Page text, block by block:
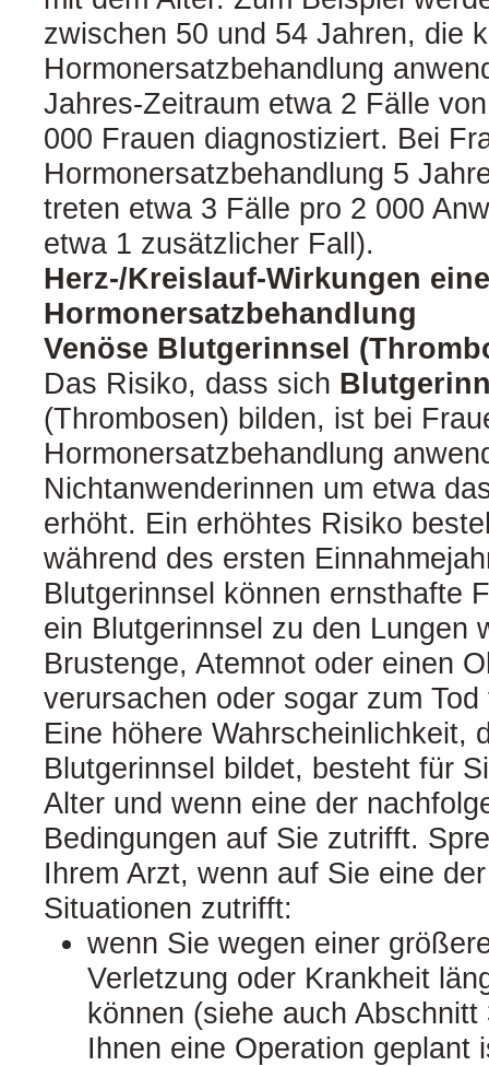
zwischen 50 und 54 Jahren, die
Hormonersatzbehandlung
Jahres-Zeitraum etwa 2 Fälle
000 Frauen diagnostiziert. Bei
Hormonersatzbehandlung 5
treten etwa 3 Fälle pro 2 000
etwa 1 zusätzlicher Fall).
Herz-/Kreislauf-Wirkungen
Hormonersatzbehandlung
Venöse Blutgerinnsel
Das Risiko, dass sich
(Thrombosen) bilden, ist bei
Hormonersatzbehandlung
Nichtanwenderinnen um etwa
erhöht. Ein erhöhtes Risiko
während des ersten
Blutgerinnsel können ernsthafte
ein Blutgerinnsel zu den Lungen
Brustenge, Atemnot oder einen
verursachen oder sogar zum Tod
Eine höhere Wahrscheinlichkeit,
Blutgerinnsel bildet, besteht für
Alter und wenn eine der
Bedingungen auf Sie zutrifft.
Ihrem Arzt, wenn auf Sie eine
Situationen zutrifft:
wenn Sie wegen einer
Verletzung oder Krankheit
können (siehe auch Abschnitt
Ihnen eine Operation geplant